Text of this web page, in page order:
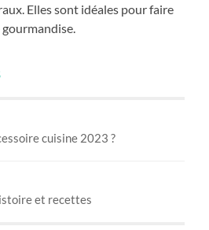
Elles sont idéales pour faire
gourmandise.
cuisine 2023 ?
et recettes